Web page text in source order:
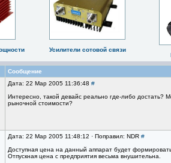
Усилители сотовой связи
Сообщение
Дата: 22 Мар 2005 11:36:48 #
Интересно, такой девайс реально где-либо достать?
рыночной стоимости?
Дата: 22 Мар 2005 11:48:12 · Поправил: NDR #
Доступная цена на данный аппарат будет
Отпускная цена с предприятия весьма внушительна.